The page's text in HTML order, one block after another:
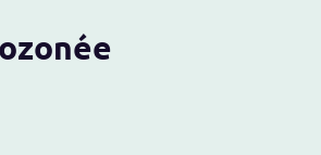
eau ozonée